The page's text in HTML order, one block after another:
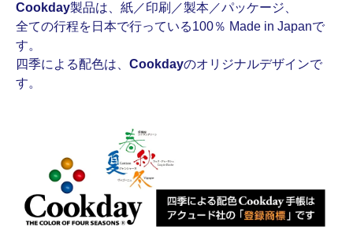
Cookday製品は、紙／印刷／製本／パッケージ、
全ての行程を日本で行っている100％ Made in Japanで
す。
四季による配色は、 Cookdayのオリジナルデザインで
す。